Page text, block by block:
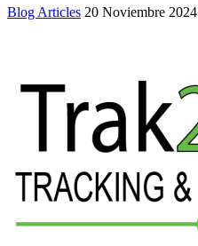
Blog Articles 20 Noviembre 2024